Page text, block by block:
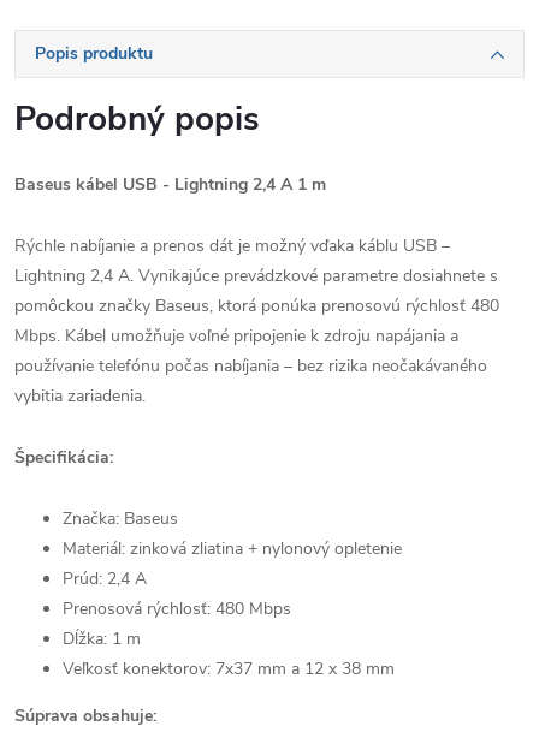
Popis produktu
Podrobný popis
Baseus kábel USB - Lightning 2,4 A 1 m
Rýchle nabíjanie a prenos dát je možný vďaka káblu USB –
Lightning 2,4 A. Vynikajúce prevádzkové parametre dosiahnete s
pomôckou značky Baseus, ktorá ponúka prenosovú rýchlosť 480
Mbps. Kábel umožňuje voľné pripojenie k zdroju napájania a
používanie telefónu počas nabíjania – bez rizika neočakávaného
vybitia zariadenia.
Špecifikácia:
Značka: Baseus
Materiál: zinková zliatina + nylonový opletenie
Prúd: 2,4 A
Prenosová rýchlosť: 480 Mbps
Dĺžka: 1 m
Veľkosť konektorov: 7x37 mm a 12 x 38 mm
Súprava obsahuje: